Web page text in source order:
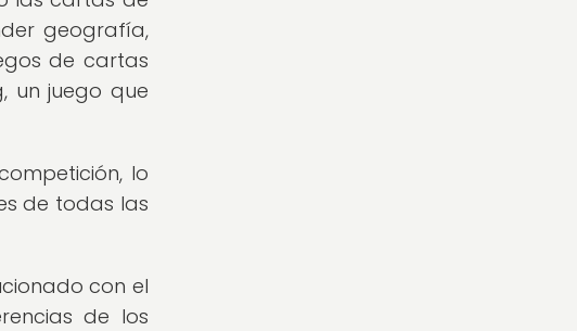
geografía,
de cartas
un juego que
lo
de todas las
con el
de los